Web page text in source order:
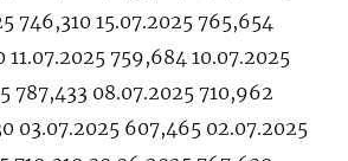
746,310 15.07.2025 765,654
11.07.2025 759,684 10.07.2025
787,433 08.07.2025 710,962
03.07.2025 607,465 02.07.2025